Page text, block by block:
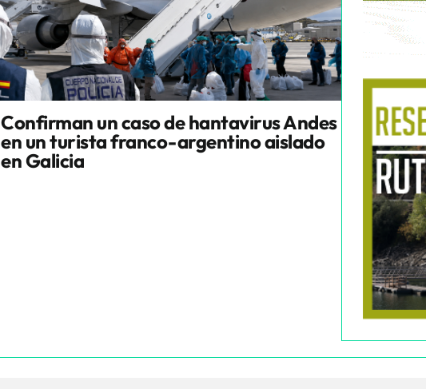
Confirman un caso de hantavirus Andes
en un turista franco-argentino aislado
en Galicia